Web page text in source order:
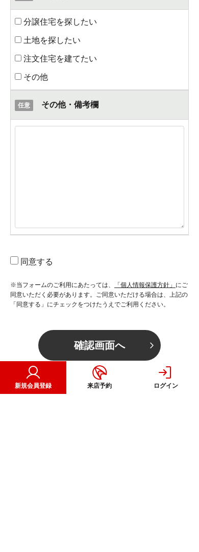
分譲住宅を探したい
土地を探したい
注文住宅を建てたい
その他
任意 その他・備考欄
同意する
※当フォームのご利用にあたっては、 「個人情報保護方針」 にご
同意いただく必要があります。ご同意いただける場合は、上記の
「同意する」にチェックをつけたうえでご利用ください。
確認画面へ
新規会員登録 来店予約 ログイン